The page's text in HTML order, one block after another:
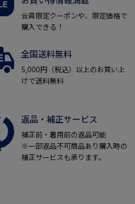
会員限定クーポンや、限定価格で
購入できる！
全国送料無料
5,000円（税込）以上のお買い上
げで送料無料
返品・補正サービス
補正前・着用前の返品可能
※一部返品不可商品あり購入時の
補正サービスも承ります。